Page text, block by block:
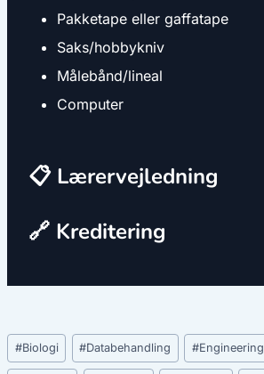
Pakketape eller gaffatape
Saks/hobbykniv
Målebånd/lineal
Computer
📋 Lærervejledning
🔗 Kreditering
Indlæg-
tags:
#Biologi #Databehandling #Engineering